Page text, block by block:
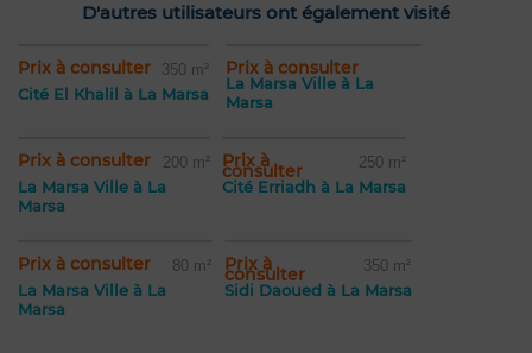
D'autres utilisateurs ont également visité
Prix à consulter 350 m²
Cité El Khalil à La Marsa
Prix à consulter
La Marsa Ville à La
Marsa
Prix à consulter 200 m²
La Marsa Ville à La
Marsa
Prix à
consulter 250 m²
Cité Erriadh à La Marsa
Prix à consulter 80 m²
La Marsa Ville à La
Marsa
Prix à
consulter 350 m²
Sidi Daoued à La Marsa